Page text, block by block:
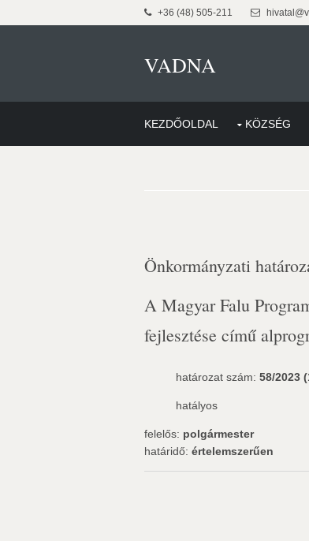
+36 (48) 505-211
VADNA
KEZDŐOLDAL KÖZSÉG
Önkormányzati
A Magyar Falu
fejlesztése című
határozat szám: 58/2023
hatályos
felelős: polgármester
határidő: értelemszerűen